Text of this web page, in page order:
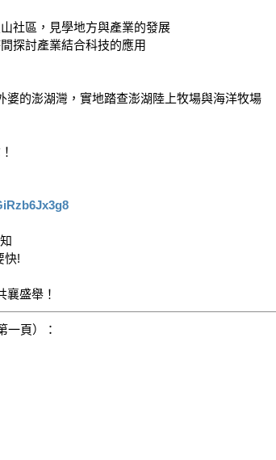
社區，見學地方與產業的發展
探討產業結合科技的應用
的澎湖灣，實地踏查澎湖陸上牧場與海洋牧場
快!
襄盛舉！
一頁）：